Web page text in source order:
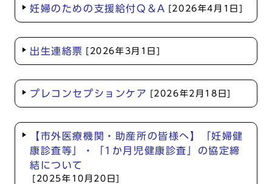
妊婦のための支援給付Q＆A [2026年4月1日]
出生連絡票 [2026年3月1日]
プレコンセプションケア [2026年2月18日]
【市外医療機関・助産所の皆様へ】「妊婦健
康診査等」・「1か月児健康診査」の協定締
結について
[2025年10月20日]